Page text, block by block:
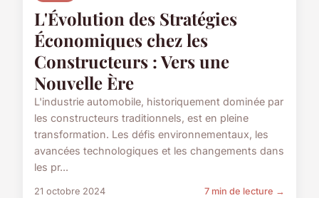
L'Évolution des Stratégies
Économiques chez les
Constructeurs : Vers une
Nouvelle Ère
L'industrie automobile, historiquement dominée par
les constructeurs traditionnels, est en pleine
transformation. Les défis environnementaux, les
avancées technologiques et les changements dans
les pr...
21 octobre 2024 7 min de lecture →